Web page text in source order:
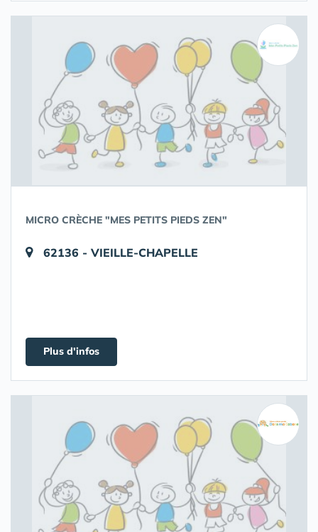
MICRO CRÈCHE "MES PETITS PIEDS ZEN"
62136 - VIEILLE-CHAPELLE
Plus d'infos